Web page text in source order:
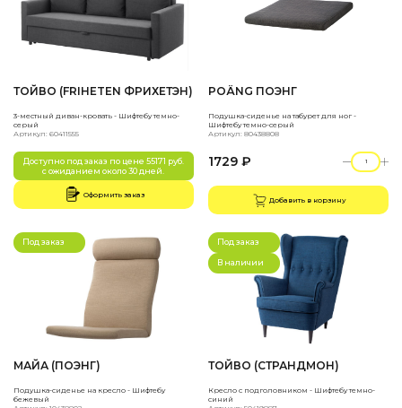
ТОЙВО (FRIHETEN ФРИХЕТЭН)
3-местный диван-кровать - Шифтебу темно-
серый
Артикул: 60411555
Доступно под заказ по цене 55171 руб.
с ожиданием около 30 дней.
Оформить заказ
POÄNG ПОЭНГ
Подушка-сиденье на табурет для ног -
Шифтебу темно-серый
Артикул: 80438808
1729 ₽
Добавить в корзину
Под заказ
МАЙА (ПОЭНГ)
Подушка-сиденье на кресло - Шифтебу
бежевый
Под заказ
В наличии
ТОЙВО (СТРАНДМОН)
Кресло с подголовником - Шифтебу темно-
синий